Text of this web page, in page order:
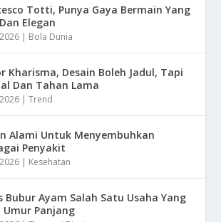
Totti, Punya Gaya Bermain Yang
Elegan
| Bola Dunia
Kharisma, Desain Boleh Jadul, Tapi
Dan Tahan Lama
|Trend
Alami Untuk Menyembuhkan
Penyakit
| Kesehatan
Bubur Ayam Salah Satu Usaha Yang
Umur Panjang